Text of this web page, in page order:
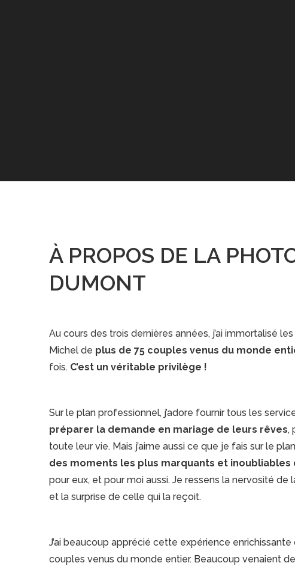
À PROPOS DE LA
DUMONT
Au cours des trois dernières années, j’ai immortalisé
Michel de plus de 75 couples venus du monde
fois. C’est un véritable privilège !
Sur le plan professionnel, j’adore fournir tous les
préparer la demande en mariage de leurs rêves,
toute leur vie. Mais j’aime aussi ce que je fais sur le
des moments les plus marquants et inoubliables
pour eux, et pour moi aussi. Je ressens la nervosité de
et la surprise de celle qui la reçoit.
J’ai beaucoup apprécié cette expérience
couples venus du monde entier. Beaucoup venaient